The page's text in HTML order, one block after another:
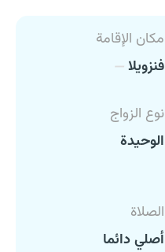
مكان الإقامة
فنزويلا
نوع الزواج
الوحيدة
الصلاة
أصلي دائما